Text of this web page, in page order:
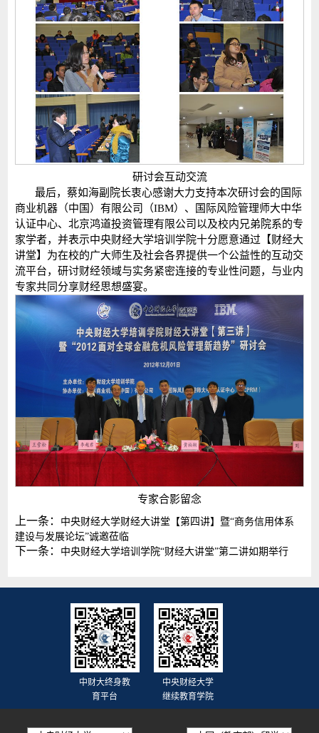
研讨会互动交流
最后，蔡如海副院长衷心感谢大力支持本次研讨会的国际
商业机器（中国）有限公司（IBM）、国际风险管理师大中华
认证中心、北京鸿道投资管理有限公司以及校内兄弟院系的专
家学者，并表示中央财经大学培训学院十分愿意通过【财经大
讲堂】为在校的广大师生及社会各界提供一个公益性的互动交
流平台，研讨财经领域与实务紧密连接的专业性问题，与业内
专家共同分享财经思想盛宴。
专家合影留念
上一条：
中央财经大学财经大讲堂【第四讲】暨“商务信用体系
建设与发展论坛”诚邀莅临
下一条： 中央财经大学培训学院“财经大讲堂”第二讲如期举行
中财大终身教
育平台
中央财经大学
继续教育学院